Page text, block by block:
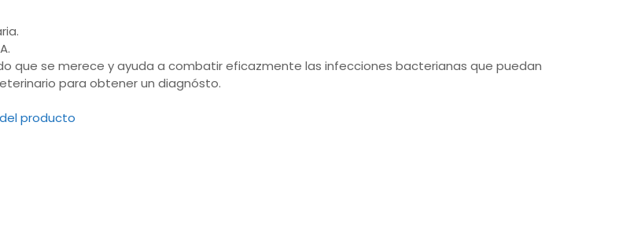
que se merece y ayuda a combatir eficazmente las infecciones bacterianas que puedan
para obtener un diagnósto.
producto